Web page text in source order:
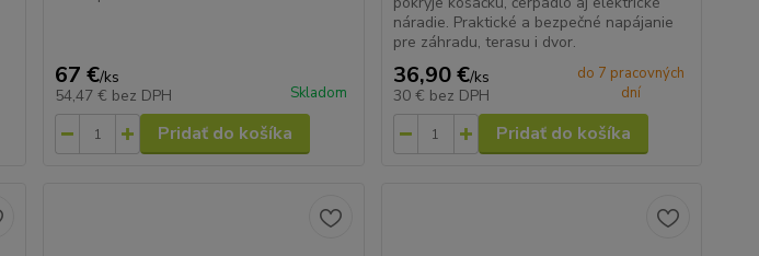
67 €/ks
54,47 € bez DPH Skladom
Pridať do košíka
náradie. Praktické a bezpečné napájanie
pre záhradu, terasu i dvor.
36,90 €/ks
30 € bez DPH
do 7 pracovných
dní
Pridať do košíka